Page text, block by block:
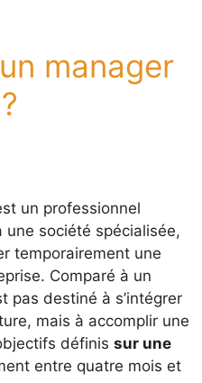
manager
un professionnel
société spécialisée,
temporairement une
Comparé à un
pas destiné à s’intégrer
mais à accomplir une
définis sur une
entre quatre mois et